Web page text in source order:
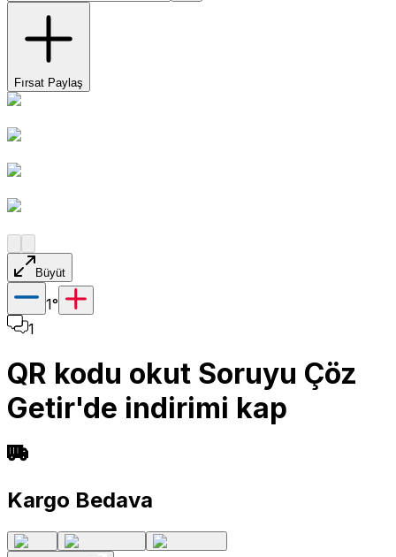
Fırsat Paylaş
Büyüt
1°
1
QR kodu okut Soruyu Çöz
Getir'de indirimi kap
Kargo Bedava